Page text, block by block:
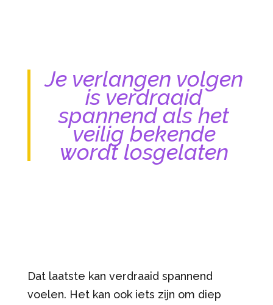
Je verlangen volgen
is verdraaid
spannend als het
veilig bekende
wordt losgelaten
Dat laatste kan verdraaid spannend
voelen. Het kan ook iets zijn om diep